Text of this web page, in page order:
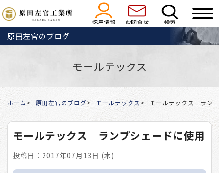
原田左官のブログ
モールテックス
ホーム 原田左官のブログ モールテックス モールテックス ラン
モールテックス ランプシェードに使用
投稿日：2017年07月13日 (木)